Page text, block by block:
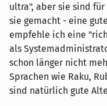
ultra", aber sie sind
sie gemacht - eine
empfehle ich eine
als
schon länger nicht
Sprachen wie Raku,
sind natürlich gute